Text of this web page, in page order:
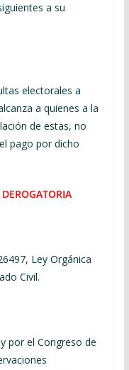
a su
electorales a
a quienes a la
de estas, no
pago por dicho
Ley Orgánica
Civil.
por el Congreso de